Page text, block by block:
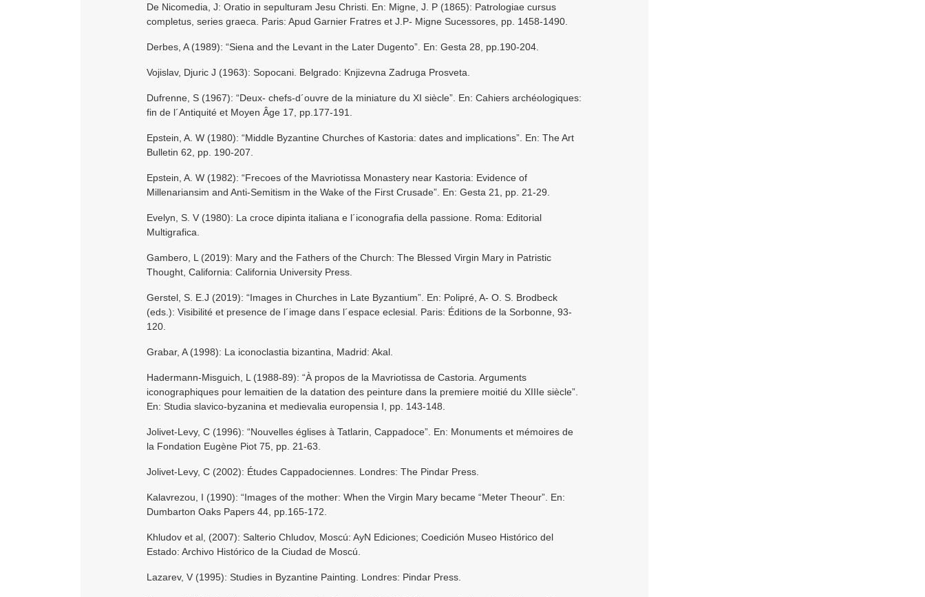
De Nicomedia, J: Oratio in sepulturam Jesu Christi. En: Migne, J. P (1865): Patrologiae cursus
completus, series graeca. Paris: Apud Garnier Fratres et J.P- Migne Sucessores, pp. 1458-1490.
Derbes, A (1989): “Siena and the Levant in the Later Dugento”. En: Gesta 28, pp.190-204.
Vojislav, Djuric J (1963): Sopocani. Belgrado: Knjizevna Zadruga Prosveta.
Dufrenne, S (1967): “Deux- chefs-d´ouvre de la miniature du XI siècle”. En: Cahiers archéologiques:
fin de l´Antiquité et Moyen Âge 17, pp.177-191.
Epstein, A. W (1980): “Middle Byzantine Churches of Kastoria: dates and implications”. En: The Art
Bulletin 62, pp. 190-207.
Epstein, A. W (1982): “Frecoes of the Mavriotissa Monastery near Kastoria: Evidence of
Millenariansim and Anti-Semitism in the Wake of the First Crusade”. En: Gesta 21, pp. 21-29.
Evelyn, S. V (1980): La croce dipinta italiana e l´iconografia della passione. Roma: Editorial
Multigrafica.
Gambero, L (2019): Mary and the Fathers of the Church: The Blessed Virgin Mary in Patristic
Thought, California: California University Press.
Gerstel, S. E.J (2019): “Images in Churches in Late Byzantium”. En: Polipré, A- O. S. Brodbeck
(eds.): Visibilité et presence de l´image dans l´espace eclesial. Paris: Éditions de la Sorbonne, 93-
120.
Grabar, A (1998): La iconoclastia bizantina, Madrid: Akal.
Hadermann-Misguich, L (1988-89): “À propos de la Mavriotissa de Castoria. Arguments
iconographiques pour lemaitien de la datation des peinture dans la premiere moitié du XIIIe siècle”.
En: Studia slavico-byzanina et medievalia europensia I, pp. 143-148.
Jolivet-Levy, C (1996): “Nouvelles églises à Tatlarin, Cappadoce”. En: Monuments et mémoires de
la Fondation Eugène Piot 75, pp. 21-63.
Jolivet-Levy, C (2002): Études Cappadociennes. Londres: The Pindar Press.
Kalavrezou, I (1990): “Images of the mother: When the Virgin Mary became “Meter Theour”. En:
Dumbarton Oaks Papers 44, pp.165-172.
Khludov et al, (2007): Salterio Chludov, Moscú: AyN Ediciones; Coedición Museo Histórico del
Estado: Archivo Histórico de la Ciudad de Moscú.
Lazarev, V (1995): Studies in Byzantine Painting. Londres: Pindar Press.